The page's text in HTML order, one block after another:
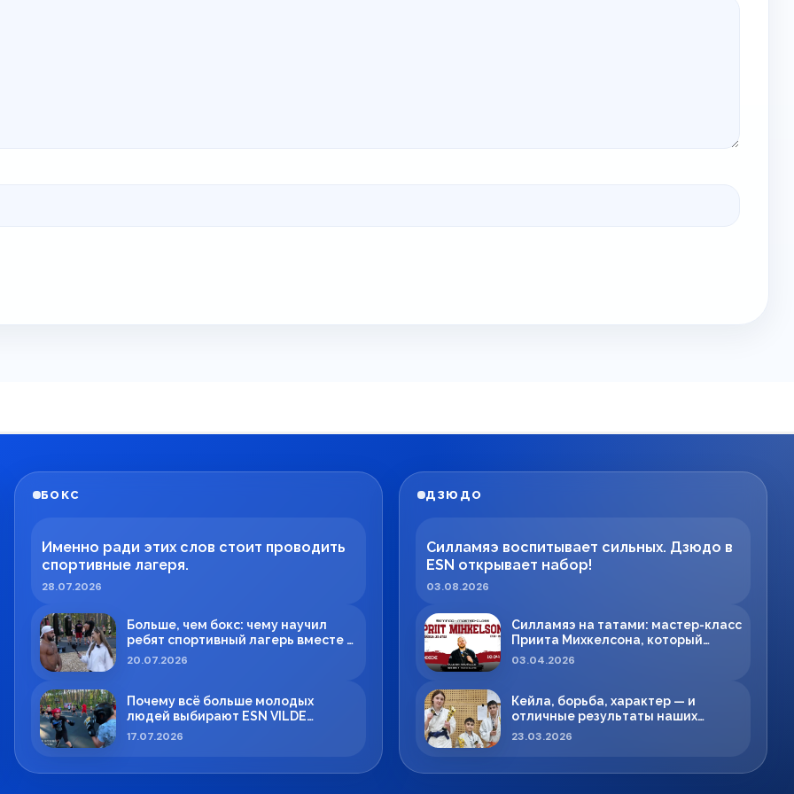
БОКС
Именно ради этих слов стоит проводить
спортивные лагеря.
28.07.2026
Больше, чем бокс: чему научил
ребят спортивный лагерь вместе с
Максимом Вильде
20.07.2026
Почему всё больше молодых
людей выбирают ESN VILDE
BOXING в Силламяэ?
17.07.2026
ДЗЮДО
Силламяэ воспитывает сильных. Дзюдо в
ESN открывает набор!
03.08.2026
Силламяэ на татами: мастер-класс
Приита Михкелсона, который
меняет правила игры в регионе
03.04.2026
Кейла, борьба, характер — и
отличные результаты наших
спортсменов!
23.03.2026